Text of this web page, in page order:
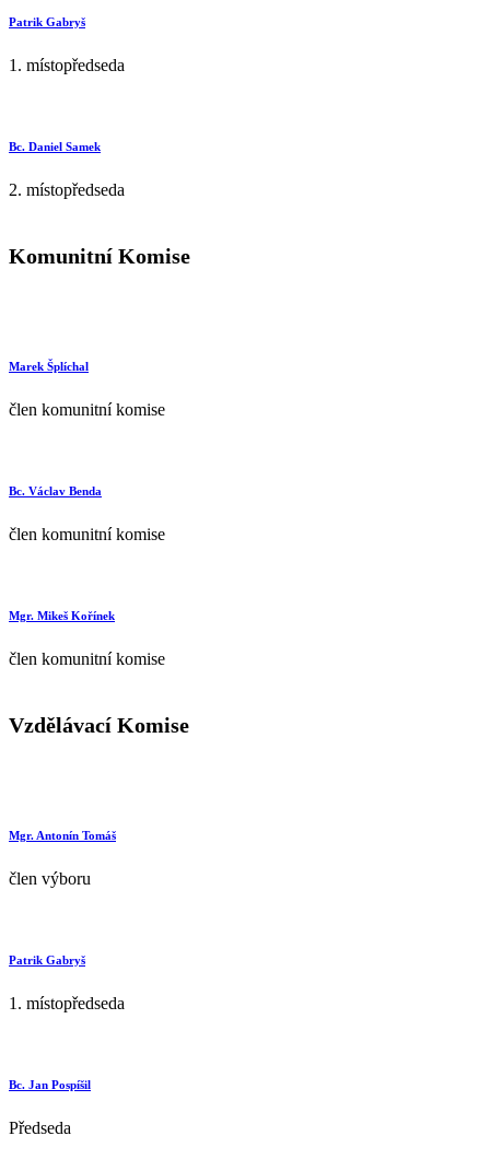
Patrik Gabryš
1. místopředseda
Bc. Daniel Samek
2. místopředseda
Komunitní Komise
Marek Šplíchal
člen komunitní komise
Bc. Václav Benda
člen komunitní komise
Mgr. Mikeš Kořínek
člen komunitní komise
Vzdělávací Komise
Mgr. Antonín Tomáš
člen výboru
Patrik Gabryš
1. místopředseda
Bc. Jan Pospíšil
Předseda